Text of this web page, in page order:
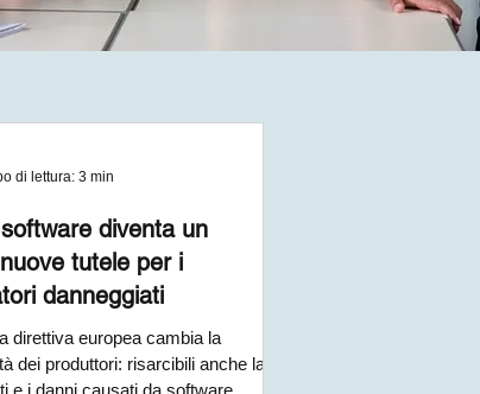
diventa un
tutele per i
danneggiati
direttiva europea cambia la
dei produttori: risarcibili anche la
e i danni causati da software
di lettura: 3 min